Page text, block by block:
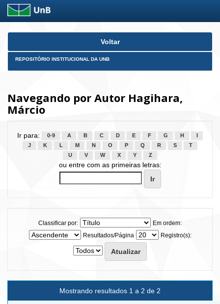
Skip
Voltar
REPOSITÓRIO INSTITUCIONAL DA UNB
Navegando por Autor Hagihara,
Márcio
Ir para: 0-9 A B C D E F G H
J
K L M N O P Q R S
T
U
V W X Y Z
ou entre com as primeiras letras:
Classificar por:
Em ordem:
Resultados/Página
Registro(s):
Mostrando resultados 1 a 2 de 2